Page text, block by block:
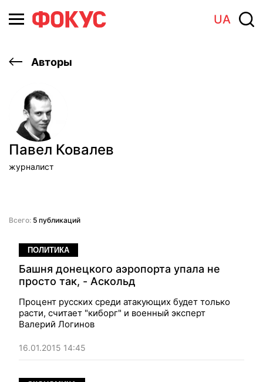
UA
Авторы
Павел Ковалев
журналист
Всего: 5 публикаций
ПОЛИТИКА
Башня донецкого аэропорта упала не
просто так, - Аскольд
Процент русских среди атакующих будет только
расти, считает "киборг" и военный эксперт
Валерий Логинов
16.01.2015 14:45